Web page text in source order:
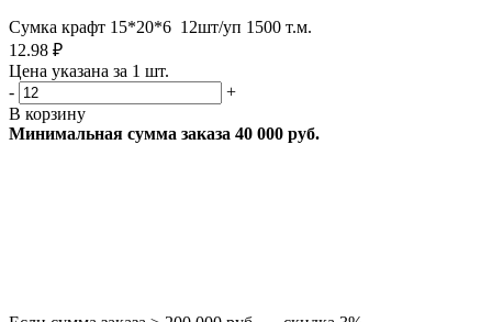
Сумка крафт 15*20*6 12шт/уп 1500 т.м.
12.98 ₽
Цена указана за 1 шт.
-
+
В корзину
Минимальная сумма заказа 40 000 руб.